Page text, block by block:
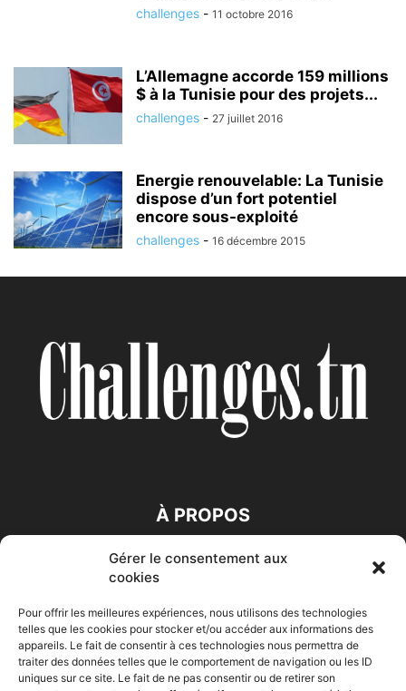
Gérer le consentement aux
cookies
Pour offrir les meilleures expériences, nous utilisons des technologies
telles que les cookies pour stocker et/ou accéder aux informations des
appareils. Le fait de consentir à ces technologies nous permettra de
traiter des données telles que le comportement de navigation ou les ID
uniques sur ce site. Le fait de ne pas consentir ou de retirer son
challenges - 11 octobre 2016
L’Allemagne accorde 159 millions
$ à la Tunisie pour des projets...
challenges - 27 juillet 2016
Energie renouvelable: La Tunisie
dispose d’un fort potentiel
encore sous-exploité
challenges - 16 décembre 2015
À PROPOS
SUIVEZ NOUS